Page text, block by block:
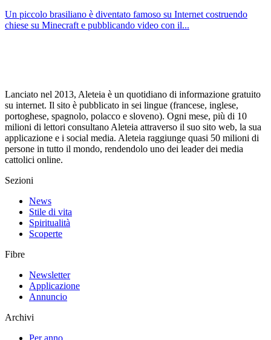
Un piccolo brasiliano è diventato famoso su Internet costruendo
chiese su Minecraft e pubblicando video con il...
Lanciato nel 2013, Aleteia è un quotidiano di informazione gratuito
su internet. Il sito è pubblicato in sei lingue (francese, inglese,
portoghese, spagnolo, polacco e sloveno). Ogni mese, più di 10
milioni di lettori consultano Aleteia attraverso il suo sito web, la sua
applicazione e i social media. Aleteia raggiunge quasi 50 milioni di
persone in tutto il mondo, rendendolo uno dei leader dei media
cattolici online.
Sezioni
News
Stile di vita
Spiritualità
Scoperte
Fibre
Newsletter
Applicazione
Annuncio
Archivi
Per anno